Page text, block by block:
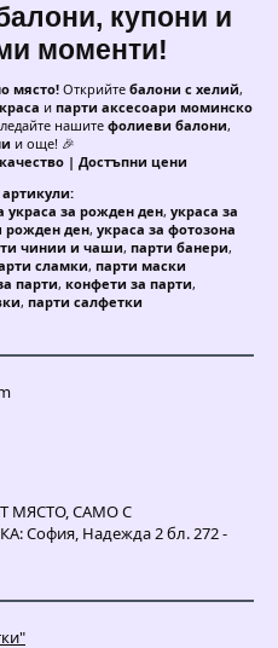
купони и
моменти!
място! Открийте балони с хелий,
и парти аксесоари моминско
нашитефолиеви балони,
и още! 🎉
| Достъпни цени
украса за рожден ден, украса за
рожден ден, украса за фотозона
чинии и чаши, парти банери,
сламки, парти маски
парти, конфети за парти,
, парти салфетки
МЯСТО, САМО С
София, Надежда 2 бл. 272 -